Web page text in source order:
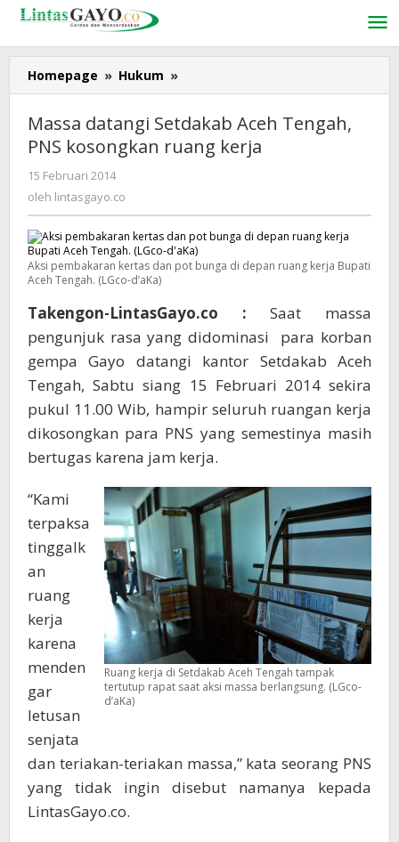
Lewati
konten
Homepage » Hukum »
datangi
Setdakab
Aceh
Tengah,
Massa datangi Setdakab Aceh Tengah,
PNS kosongkan ruang kerja
15 Februari 2014
oleh lintasgayo.co
Aksi pembakaran kertas dan pot bunga di depan ruang kerja Bupati
Aceh Tengah. (LGco-d’aKa)
Takengon-LintasGayo.co : Saat massa
pengunjuk rasa yang didominasi para korban
gempa Gayo datangi kantor Setdakab Aceh
Tengah, Sabtu siang 15 Februari 2014 sekira
pukul 11.00 Wib, hampir seluruh ruangan kerja
dikosongkan para PNS yang semestinya masih
bertugas karena jam kerja.
Ruang kerja di Setdakab Aceh Tengah tampak
tertutup rapat saat aksi massa berlangsung. (LGco-
d’aKa)
“Kami
terpaksa
tinggalk
an
ruang
kerja
karena
menden
gar
letusan
senjata
dan teriakan-teriakan massa,” kata seorang PNS
yang tidak ingin disebut namanya kepada
LintasGayo.co.